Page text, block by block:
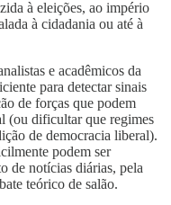
à eleições, ao império
à cidadania ou até à
e acadêmicos da
para detectar sinais
de forças que podem
(ou dificultar que regimes
de democracia liberal).
podem ser
de notícias diárias, pela
teórico de salão.